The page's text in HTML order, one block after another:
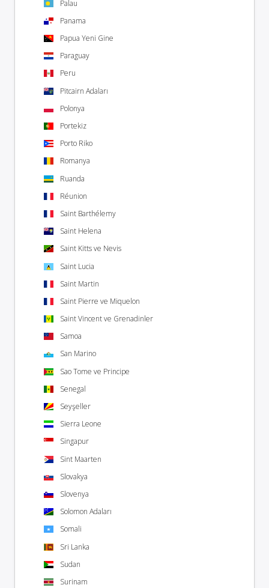
Palau
Panama
Papua Yeni Gine
Paraguay
Peru
Pitcairn Adaları
Polonya
Portekiz
Porto Riko
Romanya
Ruanda
Réunion
Saint Barthélemy
Saint Helena
Saint Kitts ve Nevis
Saint Lucia
Saint Martin
Saint Pierre ve Miquelon
Saint Vincent ve Grenadinler
Samoa
San Marino
Sao Tome ve Principe
Senegal
Seyşeller
Sierra Leone
Singapur
Sint Maarten
Slovakya
Slovenya
Solomon Adaları
Somali
Sri Lanka
Sudan
Surinam